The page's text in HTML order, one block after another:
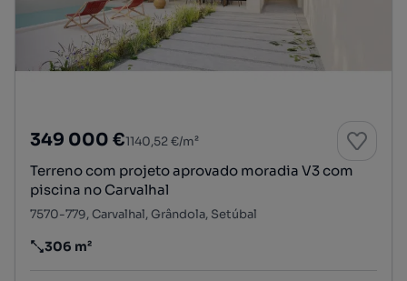
349 000 €1140,52 €/m²
Terreno com projeto aprovado moradia V3 com
piscina no Carvalhal
7570-779, Carvalhal, Grândola, Setúbal
Preço por metro quadrado
306 m²